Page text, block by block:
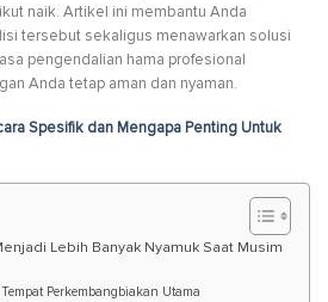
naik. Artikel ini membantu Anda
tersebut sekaligus menawarkan solusi
pengendalian hama profesional
Anda tetap aman dan nyaman.
Spesifik dan Mengapa Penting Untuk
Lebih Banyak Nyamuk Saat Musim
Perkembangbiakan Utama